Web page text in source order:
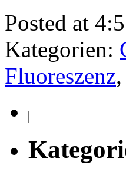
Posted at
Kategorien:
Fluoreszenz,
nach: